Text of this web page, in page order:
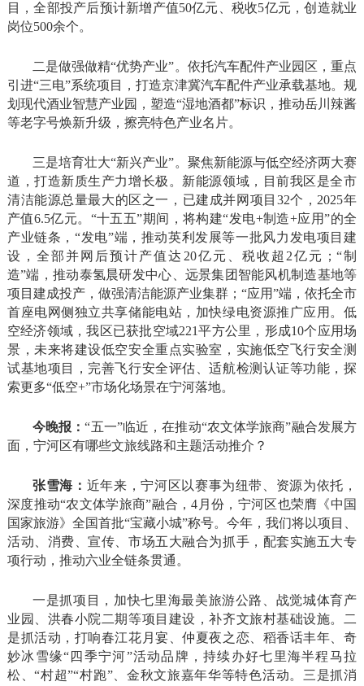
目，全部投产后预计新增产值50亿元、税收5亿元，创造就业
岗位500余个。
二是做强做精“优势产业”。依托汽车配件产业园区，重点
引进“三电”系统项目，打造京津冀汽车配件产业承载基地。规
划现代酒业智慧产业园，塑造“湿地酒都”标识，推动岳川辣酱
等老字号焕新升级，擦亮特色产业名片。
三是培育壮大“新兴产业”。聚焦新能源与低空经济两大赛
道，打造新质生产力增长极。新能源领域，目前我区是全市
清洁能源总量最大的区之一，已建成并网项目32个，2025年
产值6.5亿元。“十五五”期间，将构建“发电+制造+应用”的全
产业链条，“发电”端，推动英利发展等一批风力发电项目建
设，全部并网后预计产值达20亿元、税收超2亿元；“制
造”端，推动泰氢晨研发中心、远景集团智能风机制造基地等
项目建成投产，做强清洁能源产业集群；“应用”端，依托全市
首座电网侧独立共享储能电站，加快绿电资源推广应用。低
空经济领域，我区已获批空域221平方公里，形成10个应用场
景，未来将建设低空安全重点实验室，实施低空飞行安全测
试基地项目，完善飞行安全评估、适航检测认证等功能，探
索更多“低空+”市场化场景在宁河落地。
今晚报：“五一”临近，在推动“农文体学旅商”融合发展方
面，宁河区有哪些文旅线路和主题活动推介？
张雪海： 近年来，宁河区以赛事为纽带、资源为依托，
深度推动“农文体学旅商”融合，4月份，宁河区也荣膺《中国
国家旅游》全国首批“宝藏小城”称号。今年，我们将以项目、
活动、消费、宣传、市场五大融合为抓手，配套实施五大专
项行动，推动六业全链条贯通。
一是抓项目，加快七里海最美旅游公路、战觉城体育产
业园、洪春小院二期等项目建设，补齐文旅村基础设施。二
是抓活动，打响春江花月宴、仲夏夜之恋、稻香话丰年、奇
妙冰雪缘“四季宁河”活动品牌，持续办好七里海半程马拉
松、“村超”“村跑”、金秋文旅嘉年华等特色活动。三是抓消